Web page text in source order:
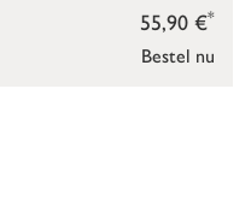
Bestel nu
55,90 €*